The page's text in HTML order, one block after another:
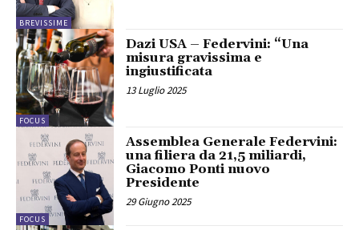
BREVISSIME
FOCUS
Dazi USA – Federvini: “Una
misura gravissima e
ingiustificata
13 Luglio 2025
FOCUS
Assemblea Generale Federvini:
una filiera da 21,5 miliardi,
Giacomo Ponti nuovo
Presidente
29 Giugno 2025